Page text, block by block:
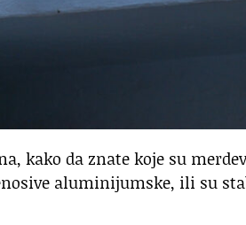
kako da znate koje su
aluminijumske, ili su